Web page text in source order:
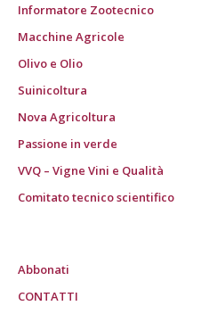
Informatore Zootecnico
Macchine Agricole
Olivo e Olio
Suinicoltura
Nova Agricoltura
Passione in verde
VVQ – Vigne Vini e Qualità
Comitato tecnico scientifico
Abbonati
CONTATTI